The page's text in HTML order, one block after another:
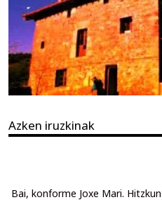
Azken iruzkinak
Bai, konforme Joxe Mari.